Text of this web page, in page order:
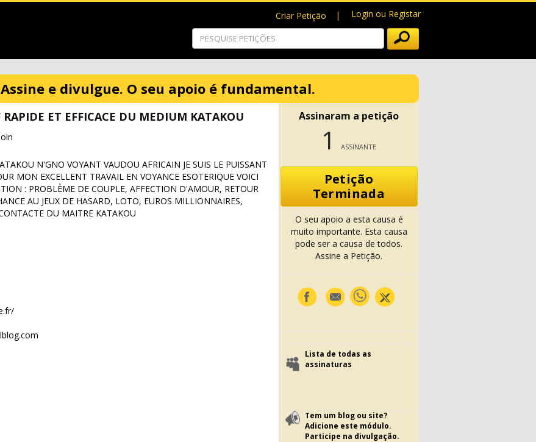
Criar Petição Login ou Registar
e divulgue. O seu apoio é fundamental.
ET EFFICACE DU MEDIUM KATAKOU
N'GNO VOYANT VAUDOU AFRICAIN JE SUIS LE PUISSANT
MON EXCELLENT TRAVAIL EN VOYANCE ESOTERIQUE VOICI
: PROBLÈME DE COUPLE, AFFECTION D'AMOUR, RETOUR
AU JEUX DE HASARD, LOTO, EUROS MILLIONNAIRES,
DU MAITRE KATAKOU
Assinaram a petição
1 ASSINANTE
Petição
Terminada
O seu apoio a esta causa é
muito importante. Esta causa
pode ser a causa de todos.
Assine a Petição.
Lista de todas as
assinaturas
Tem um blog ou site?
Adicione este módulo.
Participe na divulgação.